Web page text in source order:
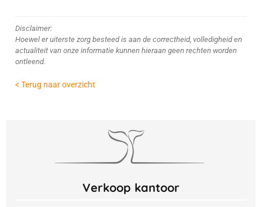
Disclaimer:
Hoewel er uiterste zorg besteed is aan de correctheid, volledigheid en
actualiteit van onze informatie kunnen hieraan geen rechten worden
ontleend.
< Terug naar overzicht
Verkoop kantoor